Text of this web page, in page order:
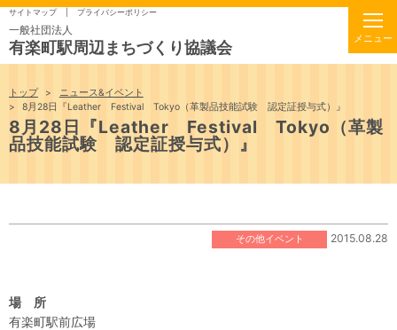
サイトマップ プライバシーポリシー
一般社団法人
有楽町駅周辺まちづくり協議会
トップ
ニュース&イベント
8月28日『Leather Festival Tokyo（革製品技能試験 認定証授与式）』
8月28日『Leather Festival Tokyo（革製
品技能試験 認定証授与式）』
その他イベント 2015.08.28
場 所
有楽町駅前広場